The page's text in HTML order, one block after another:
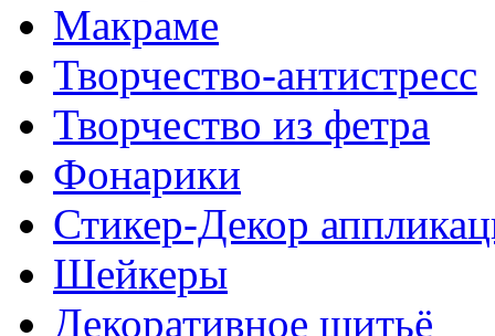
Макраме
Творчество-антистресс
Творчество из фетра
Фонарики
Стикер-Декор
Шейкеры
Декоративное шитьё